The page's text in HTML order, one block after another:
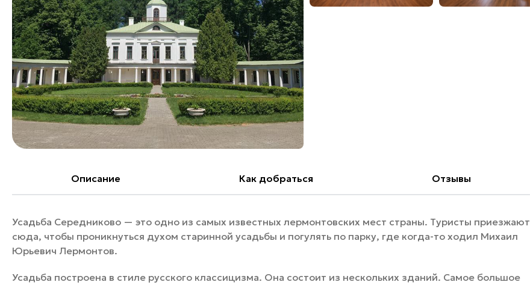
Банные комплексы
Горнолыжные клубы
Спецпроекты
Инвестиционный портал
Федоскинская фабрика
Пикник в Подмосковье
Золотое кольцо России
Войти
Особо охраняемые
Описание Как добраться Отзывы
Усадьба Середниково — это одно из самых известных лермонтовских мест страны. Туристы приезжают
сюда, чтобы проникнуться духом старинной усадьбы и погулять по парку, где когда-то ходил Михаил
Юрьевич Лермонтов.
Усадьба построена в стиле русского классицизма. Она состоит из нескольких зданий. Самое большое